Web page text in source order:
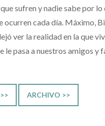
sufren y nadie sabe por
ocurren cada día. Máximo,
ver la realidad en la que
le pasa a nuestros amigos
ARCHIVO >>